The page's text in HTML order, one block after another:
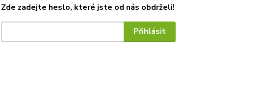
Zde zadejte heslo, které jste od nás obdrželi!